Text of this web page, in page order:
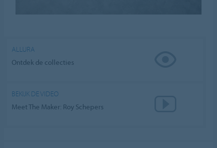
ALLURA
Ontdek de collecties
BEKIJK DE VIDEO
Meet The Maker: Roy Schepers